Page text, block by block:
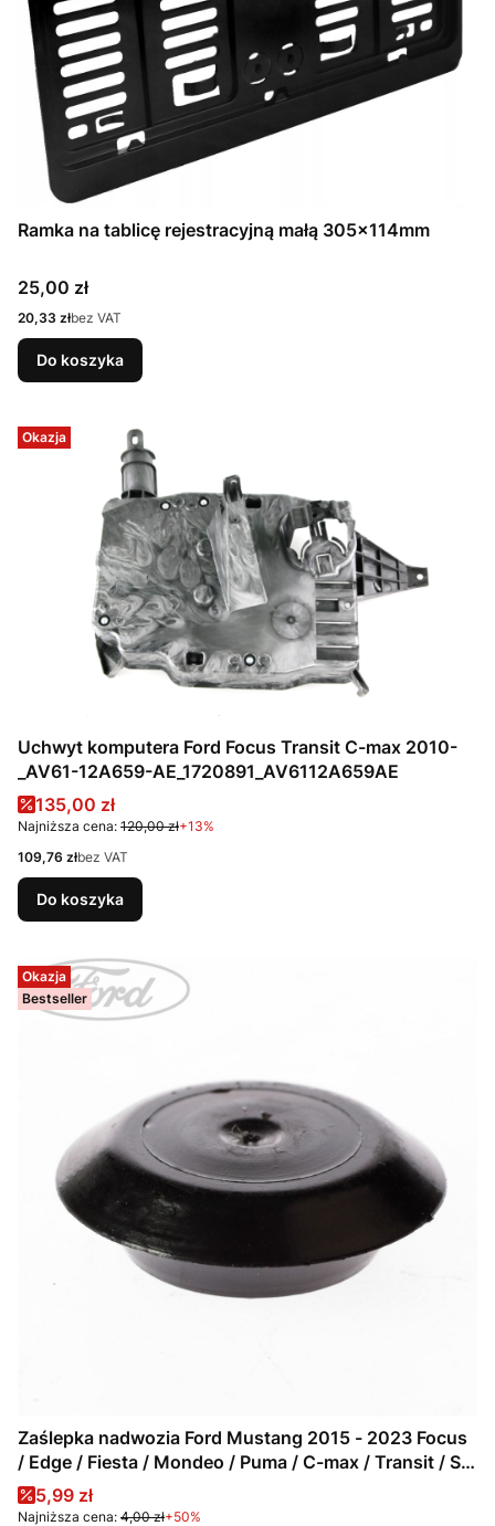
Ramka na tablicę rejestracyjną małą 305x114mm
Cena
25,00 zł
Cena
20,33 złbez VAT
Do koszyka
Okazja
Uchwyt komputera Ford Focus Transit C-max 2010-
_AV61-12A659-AE_1720891_AV6112A659AE
Cena promocyjna
135,00 zł
Najniższa cena: 120,00 zł+13%
Cena
109,76 złbez VAT
Do koszyka
Okazja
Bestseller
Zaślepka nadwozia Ford Mustang 2015 - 2023 Focus
/ Edge / Fiesta / Mondeo / Puma / C-max / Transit / S-
max / Galaxy / 1009320 / W702357-S300
Cena promocyjna
5,99 zł
Najniższa cena: 4,00 zł+50%